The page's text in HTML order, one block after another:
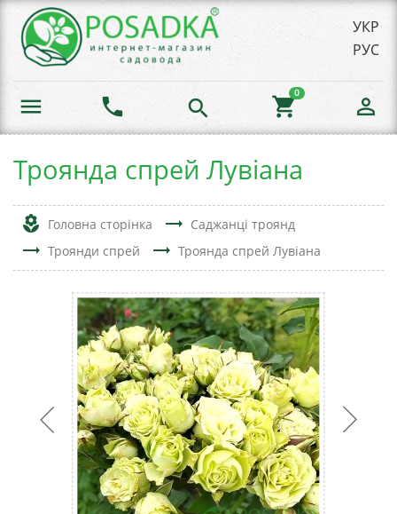
УКР
РУС
menu phone search shopping_cart
0
person_outline
Троянда спрей Лувіана
local_florist Головна сторінка trending_flat Саджанці троянд
trending_flat Троянди спрей trending_flat Троянда спрей Лувіана